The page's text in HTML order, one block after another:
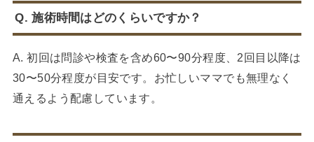
Q. 施術時間はどのくらいですか？
A. 初回は問診や検査を含め60〜90分程度、2回目以降は
30〜50分程度が目安です。お忙しいママでも無理なく
通えるよう配慮しています。